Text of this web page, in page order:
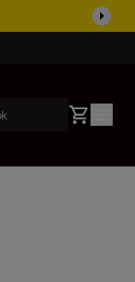
Basket